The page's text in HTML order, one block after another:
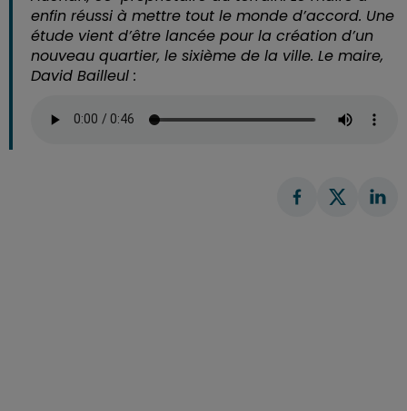
enfin réussi à mettre tout le monde d’accord. Une
étude vient d’être lancée pour la création d’un
nouveau quartier, le sixième de la ville. Le maire,
David Bailleul :